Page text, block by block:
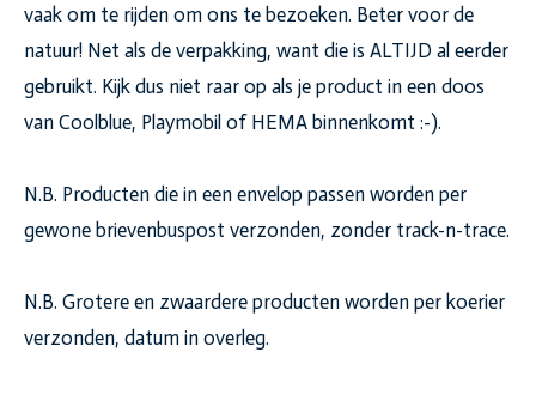
vaak om te rijden om ons te bezoeken. Beter voor de
natuur! Net als de verpakking, want die is ALTIJD al eerder
gebruikt. Kijk dus niet raar op als je product in een doos
van Coolblue, Playmobil of HEMA binnenkomt :-).
N.B. Producten die in een envelop passen worden per
gewone brievenbuspost verzonden, zonder track-n-trace.
N.B. Grotere en zwaardere producten worden per koerier
verzonden, datum in overleg.